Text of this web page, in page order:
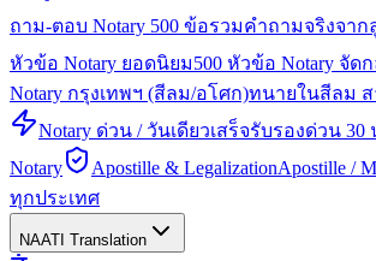
ถาม-ตอบ Notary 500 ข้อรวมคำถามจริงจาก
หัวข้อ Notary ยอดนิยม500 หัวข้อ Notary จัด
Notary กรุงเทพฯ (สีลม/อโศก)ทนายในสีลม
Notary ด่วน / วันเดียวเสร็จรับรองด่วน 30
Notary
Apostille & LegalizationApostille /
ทุกประเทศ
NAATI Translation